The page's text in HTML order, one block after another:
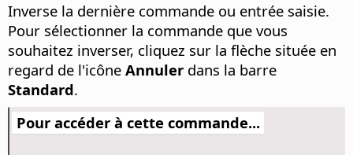
Inverse la dernière commande ou entrée saisie.
Pour sélectionner la commande que vous
souhaitez inverser, cliquez sur la flèche située en
regard de l'icône Annuler dans la barre
Standard.
Pour accéder à cette commande...